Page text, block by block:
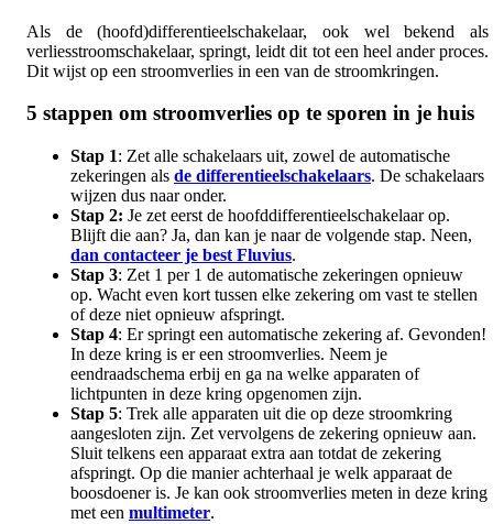
Als de (hoofd)differentieelschakelaar, ook wel bekend als
verliesstroomschakelaar, springt, leidt dit tot een heel ander proces.
Dit wijst op een stroomverlies in een van de stroomkringen.
5 stappen om stroomverlies op te sporen in je huis
Stap 1: Zet alle schakelaars uit, zowel de automatische
zekeringen als de differentieelschakelaars. De schakelaars
wijzen dus naar onder.
Stap 2: Je zet eerst de hoofddifferentieelschakelaar op.
Blijft die aan? Ja, dan kan je naar de volgende stap. Neen,
dan contacteer je best Fluvius.
Stap 3: Zet 1 per 1 de automatische zekeringen opnieuw
op. Wacht even kort tussen elke zekering om vast te stellen
of deze niet opnieuw afspringt.
Stap 4: Er springt een automatische zekering af. Gevonden!
In deze kring is er een stroomverlies. Neem je
eendraadschema erbij en ga na welke apparaten of
lichtpunten in deze kring opgenomen zijn.
Stap 5: Trek alle apparaten uit die op deze stroomkring
aangesloten zijn. Zet vervolgens de zekering opnieuw aan.
Sluit telkens een apparaat extra aan totdat de zekering
afspringt. Op die manier achterhaal je welk apparaat de
boosdoener is. Je kan ook stroomverlies meten in deze kring
met een multimeter.